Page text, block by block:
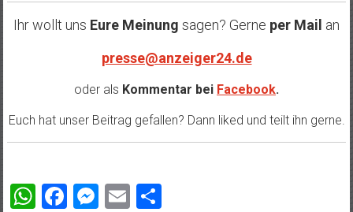
Ihr wollt uns Eure Meinung sagen? Gerne per Mail an
presse@anzeiger24.de
oder als Kommentar bei Facebook.
Euch hat unser Beitrag gefallen? Dann liked und teilt ihn gerne.
WhatsApp
Facebook
Messenger
EmailTeilen